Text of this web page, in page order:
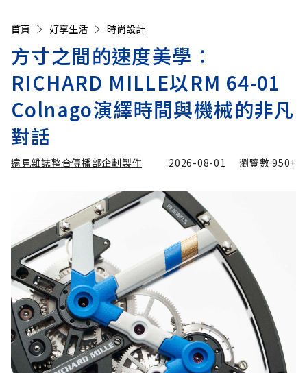
首頁 好享生活 時尚設計
方寸之間的速度美學：
RICHARD MILLE以RM 64-01
Colnago演繹時間與機械的非凡
對話
遠見雜誌整合傳播部企劃製作 2026-08-01 瀏覽數950+